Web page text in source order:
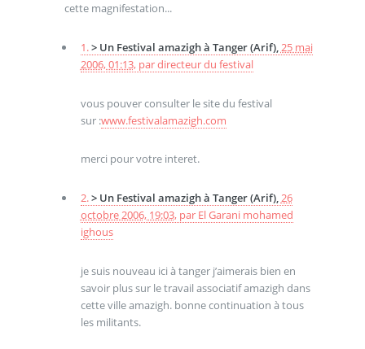
cette magnifestation...
1.> Un Festival amazigh à Tanger (Arif),25 mai
2006, 01:13, pardirecteur du festival
vous pouver consulter le site du festival
sur :www.festivalamazigh.com
merci pour votre interet.
2.> Un Festival amazigh à Tanger (Arif),26
octobre 2006, 19:03, par El Garani mohamed
ighous
je suis nouveau ici à tanger j’aimerais bien en
savoir plus sur le travail associatif amazigh dans
cette ville amazigh. bonne continuation à tous
les militants.